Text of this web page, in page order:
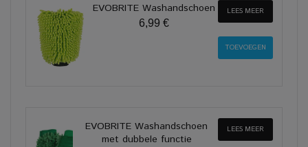
EVOBRITE Washandschoen
6,99 €
LEES MEER
EVOBRITE Washandschoen
met dubbele functie
LEES MEER